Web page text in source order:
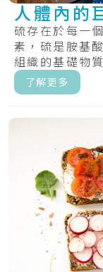
人體內的
硫存在於每一
素，硫是胺基
組織的基礎物
甲的.....
了解更多